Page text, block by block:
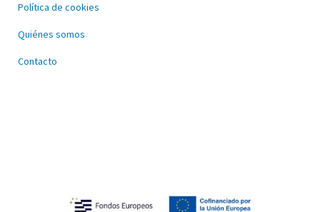
Política de cookies
Quiénes somos
Contacto